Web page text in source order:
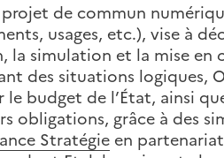
projet de commun
usages, etc.), vise à
la simulation et la mise
des situations logiques,
le budget de l’État, ainsi
obligations, grâce à des
Stratégie en